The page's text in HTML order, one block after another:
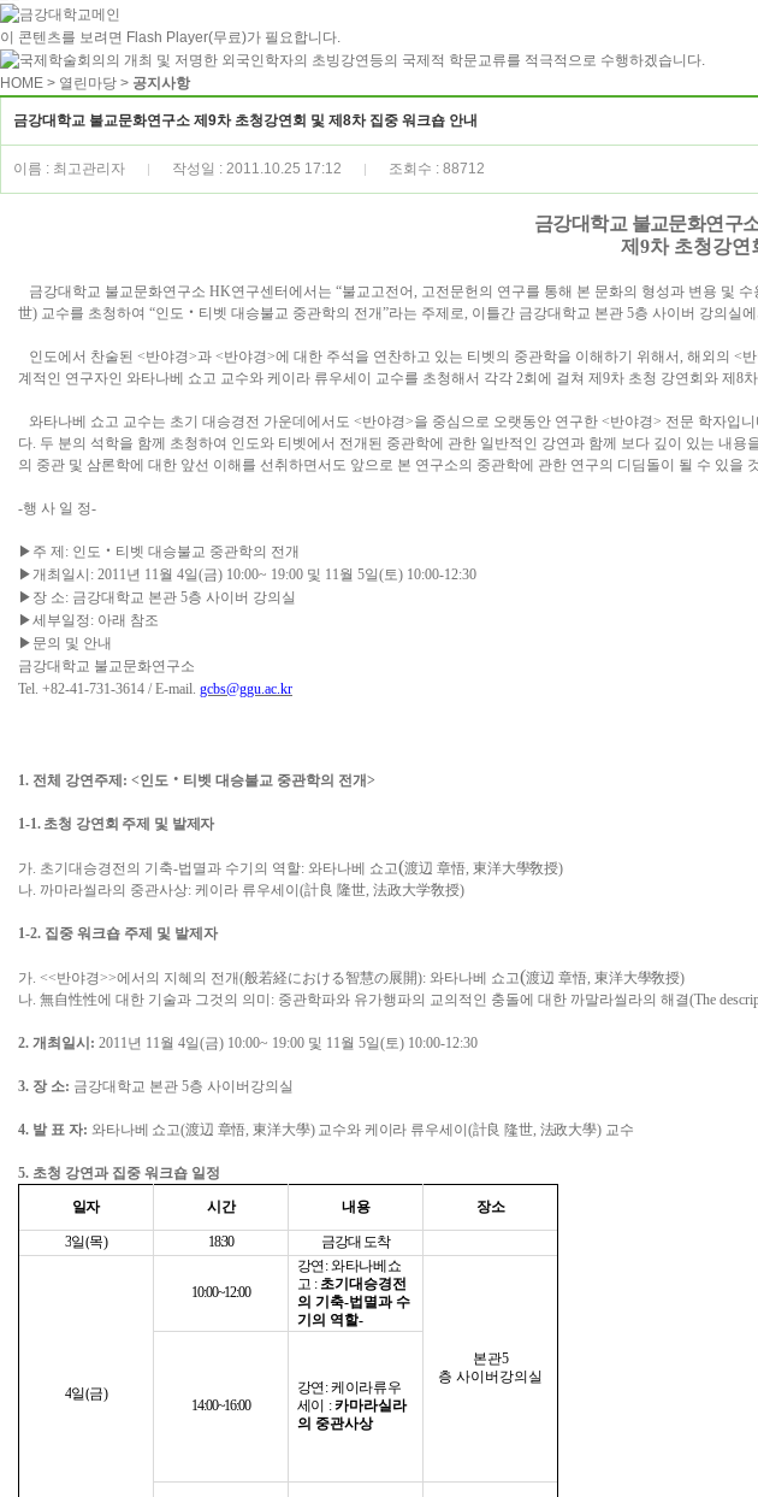
이 콘텐츠를 보려면 Flash Player(무료)가 필요합니다.
HOME > 열린마당 > 공지사항
금강대학교 불교문화연구소 제9차 초청강연회 및 제8차 집중 워크숍 안내
이름 : 최고관리자 작성일 : 2011.10.25 17:12 조회수 : 88712
금강대학교 불교문화연구
제 9차 초청강연
금강대학교 불교문화연구소 HK연구센터에서는 “불교고전어, 고전문헌의 연구를 통해 본 문화의 형성과 변용 및 수
世) 교수를 초청하여 “인도 ‧ 티벳 대승불교 중관학의 전개”라는 주제로, 이틀간 금강대학교 본관 5층 사이버 강의실에
인도에서 찬술된 <반야경>과 <반야경>에 대한 주석을 연찬하고 있는 티벳의 중관학을 이해하기 위해서, 해외의 <
계적인 연구자인 와타나베 쇼고 교수와 케이라 류우세이 교수를 초청해서 각각 2회에 걸쳐 제 9차 초청 강연회와 제 8
와타나베 쇼고 교수는 초기 대승경전 가운데에서도 <반야경>을 중심으로 오랫동안 연구한 <반야경> 전문 학자입
다. 두 분의 석학을 함께 초청하여 인도와 티벳에서 전개된 중관학에 관한 일반적인 강연과 함께 보다 깊이 있는 내
의 중관 및 삼론학에 대한 앞선 이해를 선취하면서도 앞으로 본 연구소의 중관학에 관한 연구의 디딤돌이 될 수 있을
-행 사 일 정-
▶ 주 제 : 인도 ‧ 티벳 대승불교 중관학의 전개
▶개최일시 : 2011년 11월 4일 (금) 10:00~ 19:00 및 11월 5일 (토) 10:00-12:30
▶ 장 소: 금강대학교 본관 5층 사이버 강의실
▶세부일정: 아래 참조
▶ 문의 및 안내
금강대학교 불교문화연구소
Tel. +82-41-731-3614 / E-mail. gcbs@ggu.ac.kr
1. 전체 강연주제 : <인도 ‧ 티벳 대승불교 중관학의 전개>
1-1. 초청 강연회 주제 및 발제자
가. 초기대승경전의 기축-법멸과 수기의 역할: 와타나베 쇼고(渡辺 章悟, 東洋大學敎授)
나. 까마라씰라의 중관사상: 케이라 류우세이 (計良 隆世, 法政大学敎授)
1-2. 집중 워크숍 주제 및 발제자
가. <<반야경>>에서의 지혜의 전개(般若経における智慧の展開): 와타나베 쇼고(渡辺 章悟, 東洋大學敎授)
나. 無自性性에 대한 기술과 그것의 의미 : 중관학파와 유가행파의 교의적인 충돌에 대한 까말라씰라의 해결(The
2. 개최일시 : 2011년 11월 4일 (금) 10:00~ 19:00 및 11월 5일 (토) 10:00-12:30
3. 장 소: 금강대학교 본관 5층 사이버강의실
4. 발 표 자: 와타나베 쇼고(渡辺 章悟,東洋大學) 교수와 케이라 류우세이 (計良 隆世, 法政大學) 교수
5. 초청 강연과 집중 워크숍 일정
일자
시간 내용 장소
3일(목) 18:30 금강대 도착
4일(금)
10:00~12:00
강연 :와타나베쇼
고 :초기대승경전
의 기축-법멸과 수
기의 역할-
본관5
층 사이버강의실
14:00~16:00
강연 :케이라류우
세이 :카마라실라
의 중관사상